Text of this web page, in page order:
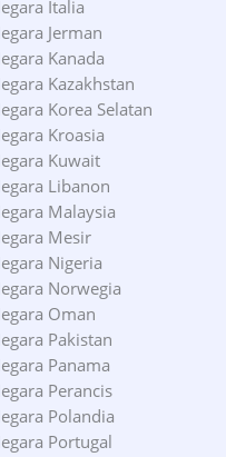
Italia
Jerman
Kanada
Kazakhstan
Korea Selatan
Kroasia
Kuwait
Libanon
Malaysia
Mesir
Nigeria
Norwegia
Oman
Pakistan
Panama
Perancis
Polandia
Portugal